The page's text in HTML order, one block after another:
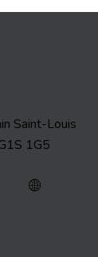
Saint-Louis
1G5